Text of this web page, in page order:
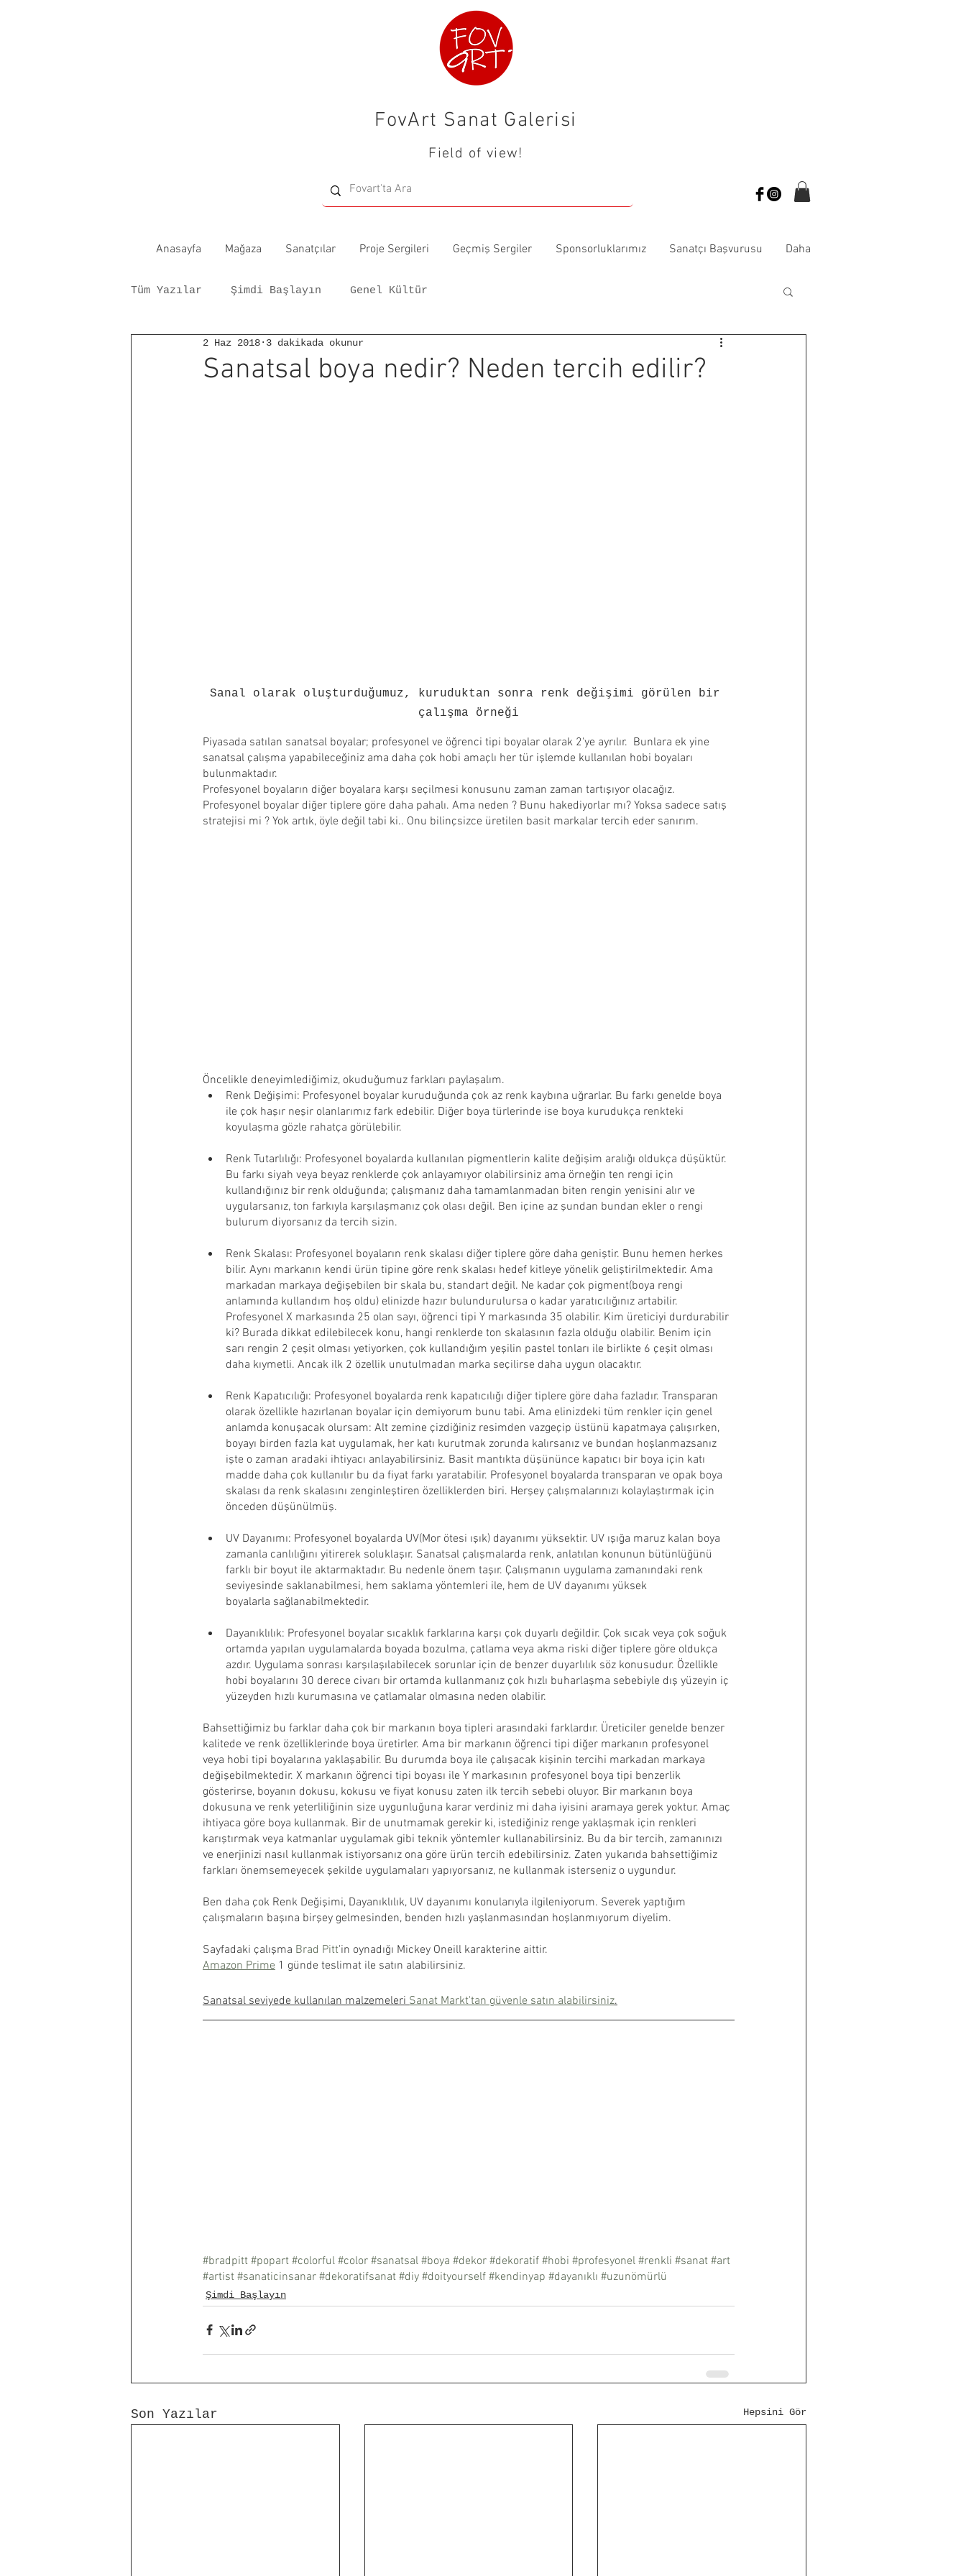
FovArt Sanat Galerisi
Field of view!
Anasayfa Mağaza Sanatçılar Proje Sergileri Geçmiş Sergiler Sponsorluklarımız Sanatçı Başvurusu Daha
Tüm Yazılar Şimdi Başlayın Genel Kültür
Sanatsal boya nedir? Neden tercih edilir?
2 Haz 2018 3 dakikada okunur
Sanal olarak oluşturduğumuz, kuruduktan sonra renk değişimi görülen bir
çalışma örneği
Piyasada satılan sanatsal boyalar; profesyonel ve öğrenci tipi boyalar olarak 2'ye ayrılır.  Bunlara ek yine
sanatsal çalışma yapabileceğiniz ama daha çok hobi amaçlı her tür işlemde kullanılan hobi boyaları
bulunmaktadır.
Profesyonel boyaların diğer boyalara karşı seçilmesi konusunu zaman zaman tartışıyor olacağız.
Profesyonel boyalar diğer tiplere göre daha pahalı. Ama neden ? Bunu hakediyorlar mı? Yoksa sadece satış
stratejisi mi ? Yok artık, öyle değil tabi ki.. Onu bilinçsizce üretilen basit markalar tercih eder sanırım.
Öncelikle deneyimlediğimiz, okuduğumuz farkları paylaşalım.
Renk Değişimi: Profesyonel boyalar kuruduğunda çok az renk kaybına uğrarlar. Bu farkı genelde boya
ile çok haşır neşir olanlarımız fark edebilir. Diğer boya türlerinde ise boya kurudukça renkteki
koyulaşma gözle rahatça görülebilir.
Renk Tutarlılığı: Profesyonel boyalarda kullanılan pigmentlerin kalite değişim aralığı oldukça düşüktür.
Bu farkı siyah veya beyaz renklerde çok anlayamıyor olabilirsiniz ama örneğin ten rengi için
kullandığınız bir renk olduğunda; çalışmanız daha tamamlanmadan biten rengin yenisini alır ve
uygularsanız, ton farkıyla karşılaşmanız çok olası değil. Ben içine az şundan bundan ekler o rengi
bulurum diyorsanız da tercih sizin.
Renk Skalası: Profesyonel boyaların renk skalası diğer tiplere göre daha geniştir. Bunu hemen herkes
bilir. Aynı markanın kendi ürün tipine göre renk skalası hedef kitleye yönelik geliştirilmektedir. Ama
markadan markaya değişebilen bir skala bu, standart değil. Ne kadar çok pigment(boya rengi
anlamında kullandım hoş oldu) elinizde hazır bulundurulursa o kadar yaratıcılığınız artabilir.
Profesyonel X markasında 25 olan sayı, öğrenci tipi Y markasında 35 olabilir. Kim üreticiyi durdurabilir
ki? Burada dikkat edilebilecek konu, hangi renklerde ton skalasının fazla olduğu olabilir. Benim için
sarı rengin 2 çeşit olması yetiyorken, çok kullandığım yeşilin pastel tonları ile birlikte 6 çeşit olması
daha kıymetli. Ancak ilk 2 özellik unutulmadan marka seçilirse daha uygun olacaktır.
Renk Kapatıcılığı: Profesyonel boyalarda renk kapatıcılığı diğer tiplere göre daha fazladır. Transparan
olarak özellikle hazırlanan boyalar için demiyorum bunu tabi. Ama elinizdeki tüm renkler için genel
anlamda konuşacak olursam: Alt zemine çizdiğiniz resimden vazgeçip üstünü kapatmaya çalışırken,
boyayı birden fazla kat uygulamak, her katı kurutmak zorunda kalırsanız ve bundan hoşlanmazsanız
işte o zaman aradaki ihtiyacı anlayabilirsiniz. Basit mantıkta düşününce kapatıcı bir boya için katı
madde daha çok kullanılır bu da fiyat farkı yaratabilir. Profesyonel boyalarda transparan ve opak boya
skalası da renk skalasını zenginleştiren özelliklerden biri. Herşey çalışmalarınızı kolaylaştırmak için
önceden düşünülmüş.
UV Dayanımı: Profesyonel boyalarda UV(Mor ötesi ışık) dayanımı yüksektir. UV ışığa maruz kalan boya
zamanla canlılığını yitirerek soluklaşır. Sanatsal çalışmalarda renk, anlatılan konunun bütünlüğünü
farklı bir boyut ile aktarmaktadır. Bu nedenle önem taşır. Çalışmanın uygulama zamanındaki renk
seviyesinde saklanabilmesi, hem saklama yöntemleri ile, hem de UV dayanımı yüksek
boyalarla sağlanabilmektedir.
Dayanıklılık: Profesyonel boyalar sıcaklık farklarına karşı çok duyarlı değildir. Çok sıcak veya çok soğuk
ortamda yapılan uygulamalarda boyada bozulma, çatlama veya akma riski diğer tiplere göre oldukça
azdır. Uygulama sonrası karşılaşılabilecek sorunlar için de benzer duyarlılık söz konusudur. Özellikle
hobi boyalarını 30 derece civarı bir ortamda kullanmanız çok hızlı buharlaşma sebebiyle dış yüzeyin iç
yüzeyden hızlı kurumasına ve çatlamalar olmasına neden olabilir.
Bahsettiğimiz bu farklar daha çok bir markanın boya tipleri arasındaki farklardır. Üreticiler genelde benzer
kalitede ve renk özelliklerinde boya üretirler. Ama bir markanın öğrenci tipi diğer markanın profesyonel
veya hobi tipi boyalarına yaklaşabilir. Bu durumda boya ile çalışacak kişinin tercihi markadan markaya
değişebilmektedir. X markanın öğrenci tipi boyası ile Y markasının profesyonel boya tipi benzerlik
gösterirse, boyanın dokusu, kokusu ve fiyat konusu zaten ilk tercih sebebi oluyor. Bir markanın boya
dokusuna ve renk yeterliliğinin size uygunluğuna karar verdiniz mi daha iyisini aramaya gerek yoktur. Amaç
ihtiyaca göre boya kullanmak. Bir de unutmamak gerekir ki, istediğiniz renge yaklaşmak için renkleri
karıştırmak veya katmanlar uygulamak gibi teknik yöntemler kullanabilirsiniz. Bu da bir tercih, zamanınızı
ve enerjinizi nasıl kullanmak istiyorsanız ona göre ürün tercih edebilirsiniz. Zaten yukarıda bahsettiğimiz
farkları önemsemeyecek şekilde uygulamaları yapıyorsanız, ne kullanmak isterseniz o uygundur.
Ben daha çok Renk Değişimi, Dayanıklılık, UV dayanımı konularıyla ilgileniyorum. Severek yaptığım
çalışmaların başına birşey gelmesinden, benden hızlı yaşlanmasından hoşlanmıyorum diyelim.
Sayfadaki çalışma Brad Pitt'in oynadığı Mickey Oneill karakterine aittir.
Amazon Prime 1 günde teslimat ile satın alabilirsiniz.
Sanatsal seviyede kullanılan malzemeleri Sanat Markt'tan güvenle satın alabilirsiniz.
#bradpitt #popart #colorful #color #sanatsal #boya #dekor #dekoratif #hobi #profesyonel #renkli #sanat #art
#artist #sanaticinsanar #dekoratifsanat #diy #doityourself #kendinyap #dayanıklı #uzunömürlü
Şimdi Başlayın
Son Yazılar Hepsini Gör